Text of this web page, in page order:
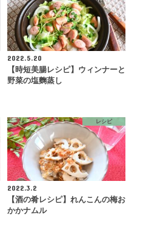
2022.5.20
【時短美腸レシピ】ウィンナーと
野菜の塩麴蒸し
レシピ
2022.3.2
【酒の肴レシピ】れんこんの梅お
かかナムル